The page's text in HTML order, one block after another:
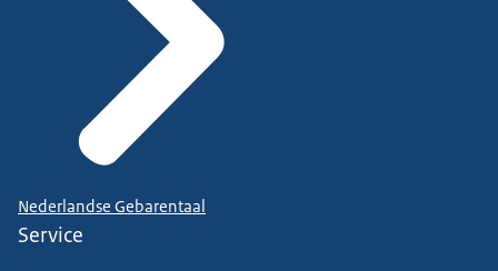
Nederlandse Gebarentaal
Service